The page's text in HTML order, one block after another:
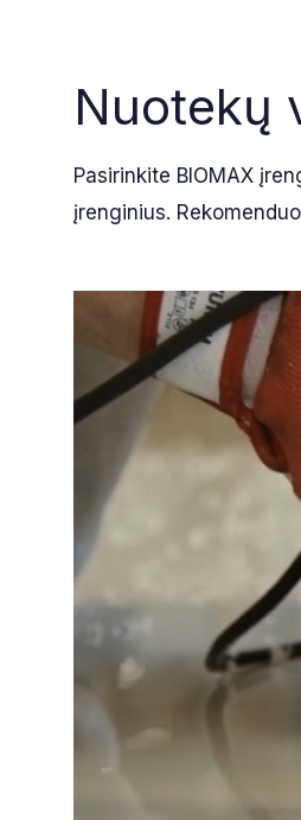
Nuotekų
Pasirinkite BIOMAX
įrenginius.